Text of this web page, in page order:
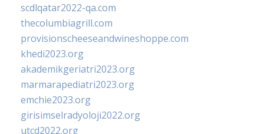
scdlqatar2022-qa.com
thecolumbiagrill.com
provisionscheeseandwineshoppe.com
khedi2023.org
akademikgeriatri2023.org
marmarapediatri2023.org
emchie2023.org
girisimselradyoloji2022.org
utcd2022.org